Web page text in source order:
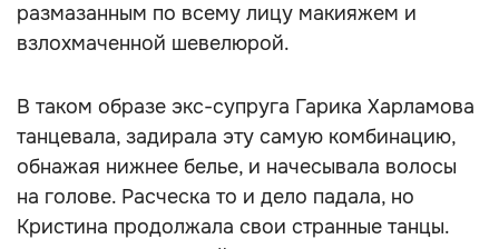
размазанным по всему лицу макияжем и
взлохмаченной шевелюрой.
В таком образе экс-супруга Гарика Харламова
танцевала, задирала эту самую комбинацию,
обнажая нижнее белье, и начесывала волосы
на голове. Расческа то и дело падала, но
Кристина продолжала свои странные танцы.